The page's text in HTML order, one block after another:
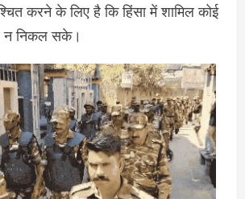
करने के लिए है कि हिंसा में शामिल कोई
न निकल सके।